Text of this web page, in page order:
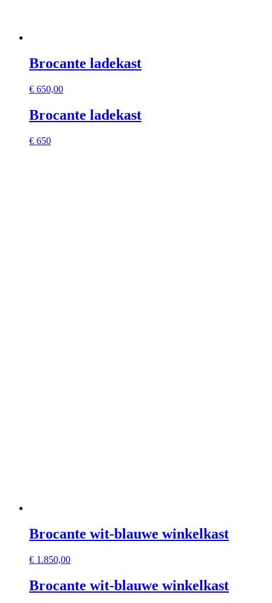
Brocante ladekast
€ 650,00
Brocante ladekast
€ 650
Brocante wit-blauwe winkelkast
€ 1.850,00
Brocante wit-blauwe winkelkast